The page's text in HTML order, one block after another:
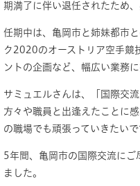
期満了に伴い退任されたため
任期中は、亀岡市と姉妹都市
ク2020のオーストリア空手競
ントの企画など、幅広い業務
サミュエルさんは、「国際交
方々や職員と出逢えたことに
の職場でも頑張っていきたい
5年間、亀岡市の国際交流にご
ました。